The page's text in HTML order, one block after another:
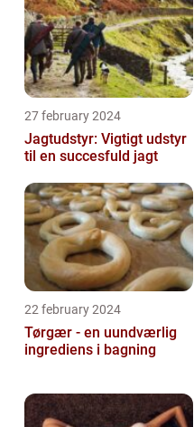
27 february 2024
Jagtudstyr: Vigtigt udstyr
til en succesfuld jagt
22 february 2024
Tørgær - en uundværlig
ingrediens i bagning